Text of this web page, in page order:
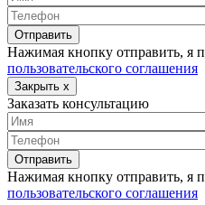
Нажимая кнопку отправить, я
пользовательского соглашения
Закрыть x
Заказать консультацию
Нажимая кнопку отправить, я
пользовательского соглашения